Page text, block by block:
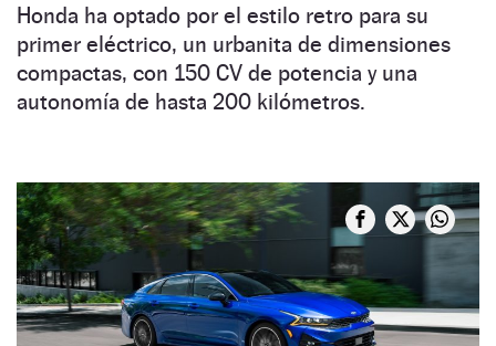
Honda ha optado por el estilo retro para su
primer eléctrico, un urbanita de dimensiones
compactas, con 150 CV de potencia y una
autonomía de hasta 200 kilómetros.